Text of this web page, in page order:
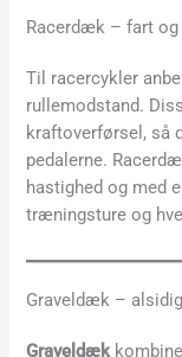
Racerdæk – fart
Til racercykler
rullemodstand.
kraftoverførsel, så
pedalerne.
hastighed og med
træningsture og
Graveldæk –
Graveldæk